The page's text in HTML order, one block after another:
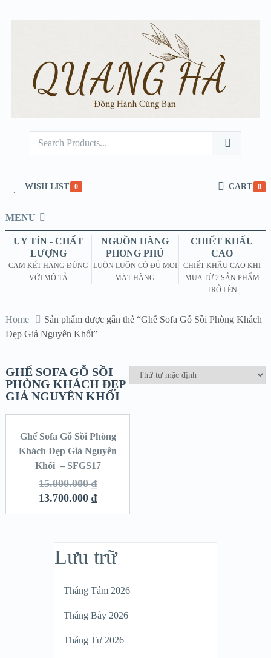
WISH LIST 0 CART 0
MENU
UY TÍN - CHẤT
LƯỢNG
CAM KẾT HÀNG ĐÚNG
VỚI MÔ TẢ
NGUỒN HÀNG
PHONG PHÚ
LUÔN LUÔN CÓ ĐỦ MỌI
MẶT HÀNG
CHIẾT KHẤU
CAO
CHIẾT KHẤU CAO KHI
MUA TỪ 2 SẢN PHẨM
TRỞ LÊN
Home
Sản phẩm được gắn thẻ “Ghế Sofa Gỗ Sồi Phòng Khách
Đẹp Giả Nguyên Khối”
GHẾ SOFA GỖ SỒI
PHÒNG KHÁCH ĐẸP
GIẢ NGUYÊN KHỐI
SALE!
Ghế Sofa Gỗ Sồi Phòng
Khách Đẹp Giả Nguyên
Khối – SFGS17
15.000.000₫
13.700.000₫
Lưu trữ
Tháng Tám 2026
Tháng Bảy 2026
Tháng Tư 2026